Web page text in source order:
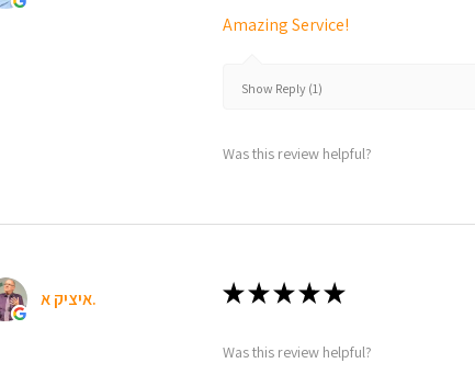
Amazing Service!
Show Reply (1)
Was this review helpful?
איציק א. ★★★★★
Was this review helpful?